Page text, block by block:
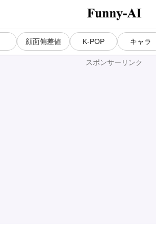
顔面偏差値 K-POP キャラ
スポンサーリンク